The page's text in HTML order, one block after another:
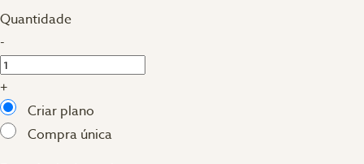
Quantidade
-
+
Criar plano
Compra única